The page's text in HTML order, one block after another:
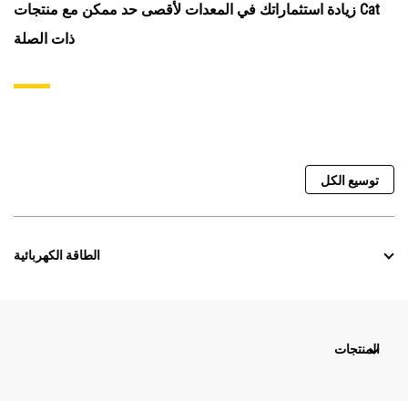
زيادة استثماراتك في المعدات لأقصى حد ممكن مع منتجات Cat
ذات الصلة
توسيع الكل
الطاقة الكهربائية
المنتجات